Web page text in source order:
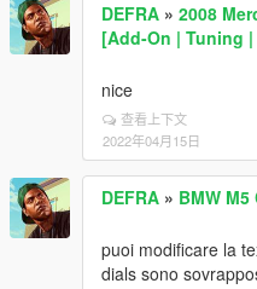
DEFRA » 2008
[Add-On | Tuning
nice
查看上下文
2022年04月15日
DEFRA » BMW
puoi modificare la
dials sono